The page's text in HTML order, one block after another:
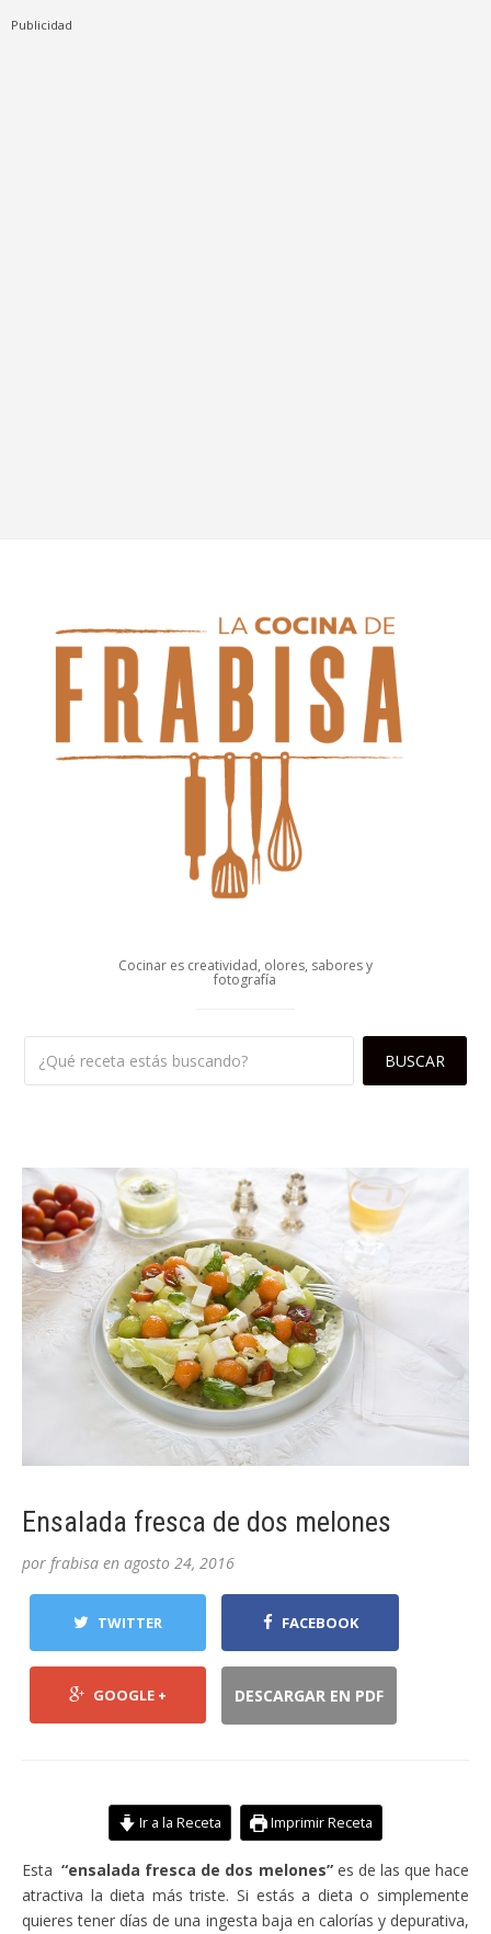
Publicidad
Cocinar es creatividad, olores, sabores y
fotografía
Ensalada fresca de dos melones
por frabisa en agosto 24, 2016
TWITTER FACEBOOK
GOOGLE + DESCARGAR EN PDF
Ir a la Receta Imprimir Receta
Esta“ensalada fresca de dos melones”es de las que hace
atractiva la dieta más triste. Si estás a dieta o simplemente
quieres tener días de una ingesta baja en calorías y depurativa,